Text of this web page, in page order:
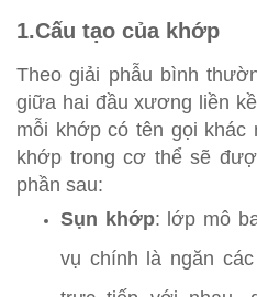
1.Cấu tạo của khớp
Theo giải phẫu bình
giữa hai đầu xương liền
mỗi khớp có tên gọi khác
khớp trong cơ thể sẽ
phần sau:
Sụn khớp: lớp mô
vụ chính là ngăn